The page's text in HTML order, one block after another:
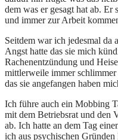
dem was er gesagt hat ab. Er
und immer zur Arbeit
Seitdem war ich jedesmal
Angst hatte das sie mich
Rachenentzündung und
mittlerweile immer
das sie angefangen haben
Ich führe auch ein Mobbing
mit dem Betriebsrat und den
ab. Ich hatte an dem Tag
ich aus psychischen Gründen